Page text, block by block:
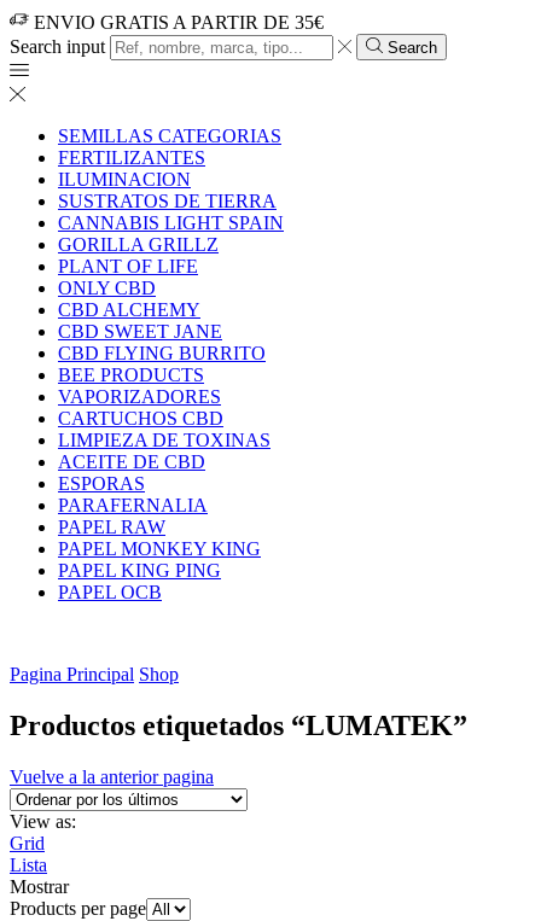
ENVIO GRATIS A PARTIR DE 35€
Search input
Search
SEMILLAS CATEGORIAS
FERTILIZANTES
ILUMINACION
SUSTRATOS DE TIERRA
CANNABIS LIGHT SPAIN
GORILLA GRILLZ
PLANT OF LIFE
ONLY CBD
CBD ALCHEMY
CBD SWEET JANE
CBD FLYING BURRITO
BEE PRODUCTS
VAPORIZADORES
CARTUCHOS CBD
LIMPIEZA DE TOXINAS
ACEITE DE CBD
ESPORAS
PARAFERNALIA
PAPEL RAW
PAPEL MONKEY KING
PAPEL KING PING
PAPEL OCB
Pagina Principal Shop
Productos etiquetados “LUMATEK”
Vuelve a la anterior pagina
View as:
Grid
Lista
Mostrar
Products per page